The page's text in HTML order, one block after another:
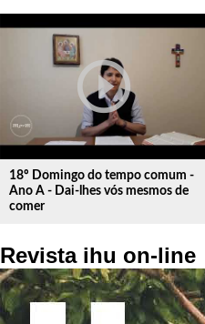
play_circle_outline
18º Domingo do tempo comum -
Ano A - Dai-lhes vós mesmos de
comer
Revista ihu on-line